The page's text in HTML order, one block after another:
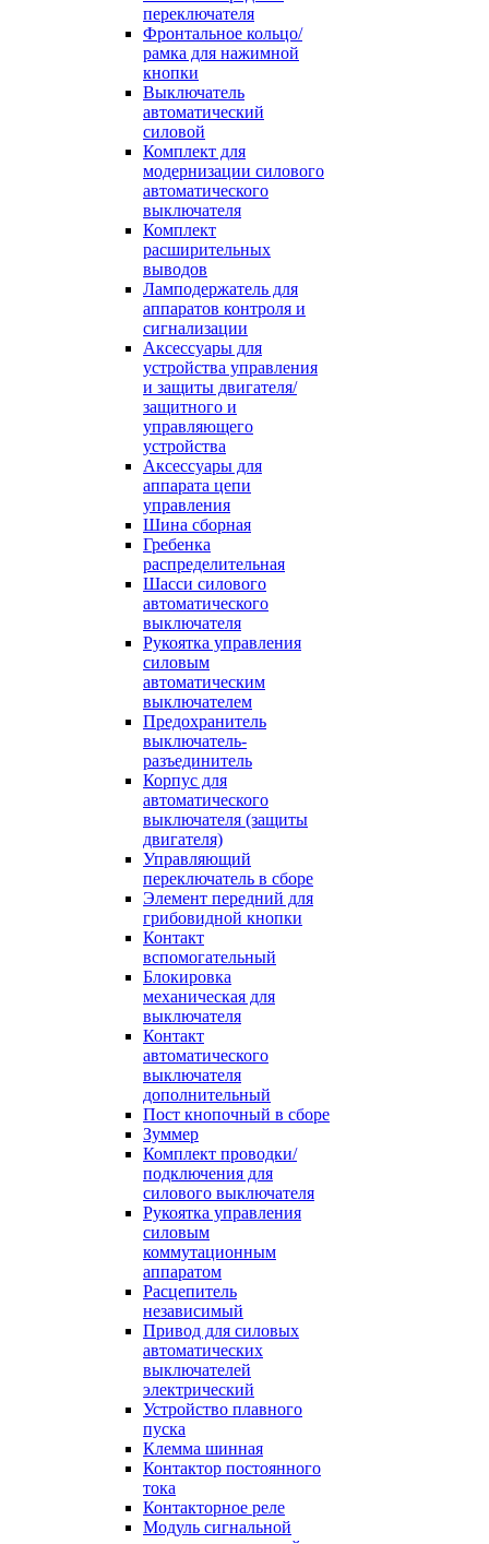
переключателя
Фронтальное кольцо/
рамка для нажимной
кнопки
Выключатель
автоматический
силовой
Комплект для
модернизации силового
автоматического
выключателя
Комплект
расширительных
выводов
Ламподержатель для
аппаратов контроля и
сигнализации
Аксессуары для
устройства управления
и защиты двигателя/
защитного и
управляющего
устройства
Аксессуары для
аппарата цепи
управления
Шина сборная
Гребенка
распределительная
Шасси силового
автоматического
выключателя
Рукоятка управления
силовым
автоматическим
выключателем
Предохранитель
выключатель-
разъединитель
Корпус для
автоматического
выключателя (защиты
двигателя)
Управляющий
переключатель в сборе
Элемент передний для
грибовидной кнопки
Контакт
вспомогательный
Блокировка
механическая для
выключателя
Контакт
автоматического
выключателя
дополнительный
Пост кнопочный в сборе
Зуммер
Комплект проводки/
подключения для
силового выключателя
Рукоятка управления
силовым
коммутационным
аппаратом
Расцепитель
независимый
Привод для силовых
автоматических
выключателей
электрический
Устройство плавного
пуска
Клемма шинная
Контактор постоянного
тока
Контакторное реле
Модуль сигнальной